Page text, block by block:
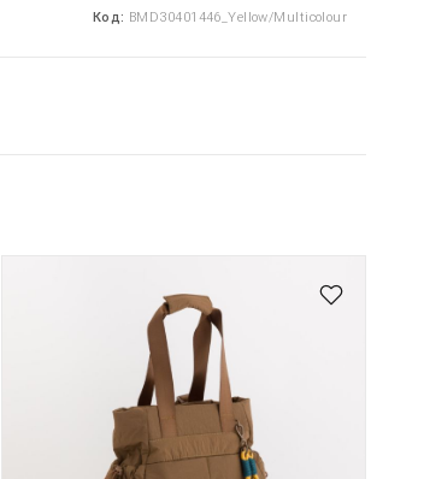
Код: BMD30401446_Yellow/Multicolour